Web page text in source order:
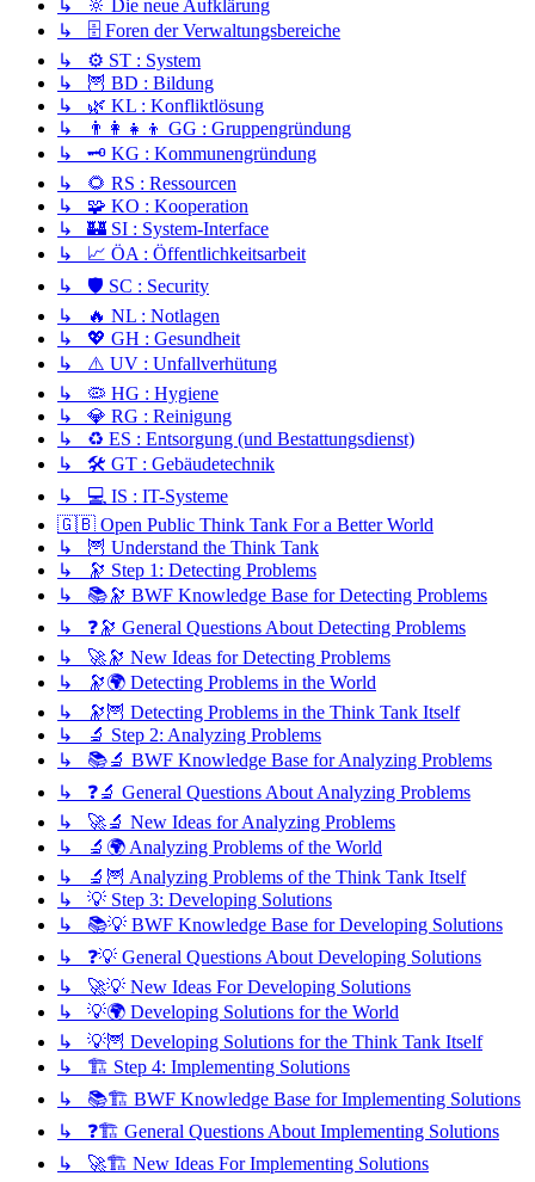
↳ 🔆 Die neue Aufklärung
↳ 🗄️ Foren der Verwaltungsbereiche
↳ ⚙️ ST : System
↳ 🦉 BD : Bildung
↳ 🌿 KL : Konfliktlösung
↳ 👨‍👩‍👧‍👦 GG : Gruppengründung
↳ 🗝️ KG : Kommunengründung
↳ 🌻 RS : Ressourcen
↳ 🧩 KO : Kooperation
↳ 🏰 SI : System-Interface
↳ 📈 ÖA : Öffentlichkeitsarbeit
↳ 🛡️ SC : Security
↳ 🔥 NL : Notlagen
↳ 💖 GH : Gesundheit
↳ ⚠️ UV : Unfallverhütung
↳ 🦠 HG : Hygiene
↳ 💎 RG : Reinigung
↳ ♻️ ES : Entsorgung (und Bestattungsdienst)
↳ 🛠️ GT : Gebäudetechnik
↳ 💻 IS : IT-Systeme
🇬🇧 Open Public Think Tank For a Better World
↳ 🦉 Understand the Think Tank
↳ 🔭 Step 1: Detecting Problems
↳ 📚🔭 BWF Knowledge Base for Detecting Problems
↳ ❓🔭 General Questions About Detecting Problems
↳ 🚀🔭 New Ideas for Detecting Problems
↳ 🔭🌍 Detecting Problems in the World
↳ 🔭🦉 Detecting Problems in the Think Tank Itself
↳ 🔬 Step 2: Analyzing Problems
↳ 📚🔬 BWF Knowledge Base for Analyzing Problems
↳ ❓🔬 General Questions About Analyzing Problems
↳ 🚀🔬 New Ideas for Analyzing Problems
↳ 🔬🌍 Analyzing Problems of the World
↳ 🔬🦉 Analyzing Problems of the Think Tank Itself
↳ 💡 Step 3: Developing Solutions
↳ 📚💡 BWF Knowledge Base for Developing Solutions
↳ ❓💡 General Questions About Developing Solutions
↳ 🚀💡 New Ideas For Developing Solutions
↳ 💡🌍 Developing Solutions for the World
↳ 💡🦉 Developing Solutions for the Think Tank Itself
↳ 🏗️ Step 4: Implementing Solutions
↳ 📚🏗️ BWF Knowledge Base for Implementing Solutions
↳ ❓🏗️ General Questions About Implementing Solutions
↳ 🚀🏗️ New Ideas For Implementing Solutions